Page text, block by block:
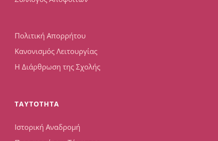
Πολιτική Απορρήτου
Κανονισμός Λειτουργίας
Η Διάρθρωση της Σχολής
TAYTOTHTA
Ιστορική Αναδρομή